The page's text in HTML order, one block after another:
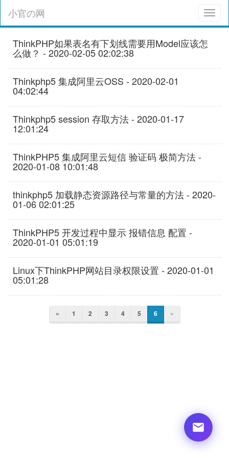
小官の网
ThinkPHP如果表名有下划线需要用Model应该怎
么做？ - 2020-02-05 02:02:38
Thinkphp5 集成阿里云OSS - 2020-02-01
04:02:44
Thinkphp5 session 存取方法 - 2020-01-17
12:01:24
ThinkPHP5 集成阿里云短信 验证码 极简方法 -
2020-01-08 10:01:48
thinkphp5 加载静态资源路径与常量的方法 - 2020-
01-06 02:01:25
ThinkPHP5 开发过程中显示 报错信息 配置 -
2020-01-01 05:01:19
Linux下ThinkPHP网站目录权限设置 - 2020-01-01
05:01:28
« 1 2 3 4 5 6 »